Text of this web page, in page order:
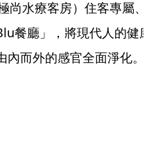
水療客房）住客專屬、
餐廳」，將現代人的健
而外的感官全面淨化。